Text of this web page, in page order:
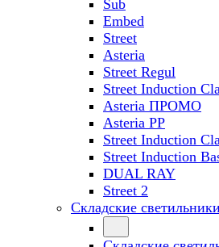
Sub
Embed
Street
Asteria
Street Regul
Street Induction
Asteria ПРОМО
Asteria PP
Street Induction
Street Induction
DUAL RAY
Street 2
Складские светильники